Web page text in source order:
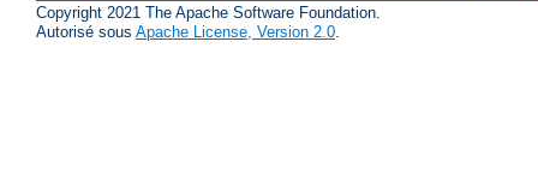
Copyright 2021 The Apache Software Foundation.
Autorisé sous Apache License, Version 2.0.